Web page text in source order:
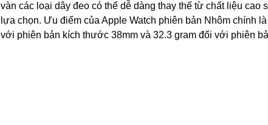
vàn các loại dây đeo có thể dễ dàng thay thế từ chất liệu
lựa chọn. Ưu điểm của Apple Watch phiên bản Nhôm chính
với phiên bản kích thước 38mm và 32.3 gram đối với phiên